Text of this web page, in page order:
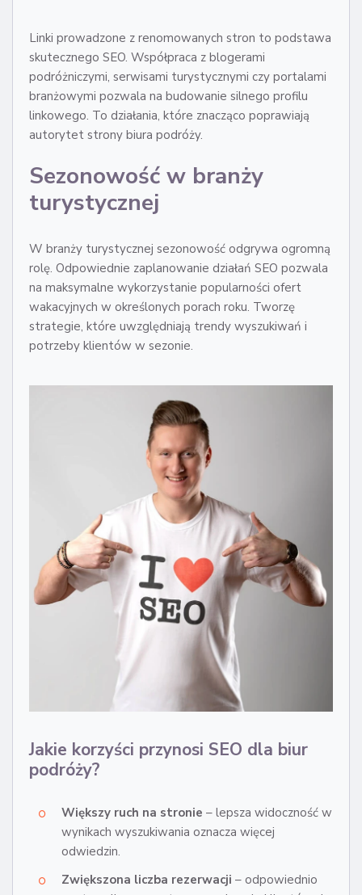
Linki prowadzone z renomowanych stron to podstawa
skutecznego SEO. Współpraca z blogerami
podróżniczymi, serwisami turystycznymi czy portalami
branżowymi pozwala na budowanie silnego profilu
linkowego. To działania, które znacząco poprawiają
autorytet strony biura podróży.
Sezonowość w branży
turystycznej
W branży turystycznej sezonowość odgrywa ogromną
rolę. Odpowiednie zaplanowanie działań SEO pozwala
na maksymalne wykorzystanie popularności ofert
wakacyjnych w określonych porach roku. Tworzę
strategie, które uwzględniają trendy wyszukiwań i
potrzeby klientów w sezonie.
Jakie korzyści przynosi SEO dla biur
podróży?
Większy ruch na stronie – lepsza widoczność w
wynikach wyszukiwania oznacza więcej
odwiedzin.
Zwiększona liczba rezerwacji – odpowiednio